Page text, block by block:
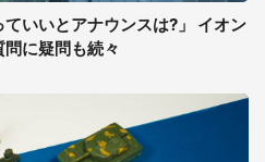
ていいとアナウンスは?」 イオン
に疑問も続々